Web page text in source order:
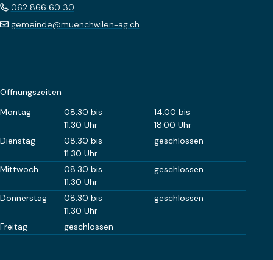
062 866 60 30
gemeinde@muenchwilen-ag.ch
Öffnungszeiten
Wochentag
Öffnungszeiten Vormittag Öffnungszeiten
Montag
08.30 bis
11.30 Uhr
14.00 bis
18.00 Uhr
Dienstag
08.30 bis
11.30 Uhr
geschlossen
Mittwoch
08.30 bis
11.30 Uhr
geschlossen
Donnerstag
08.30 bis
11.30 Uhr
geschlossen
Freitag geschlossen